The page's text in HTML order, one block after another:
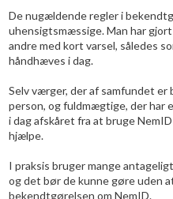
De nugældende regler i
uhensigtsmæssige. Man har
andre med kort varsel, således
håndhæves i dag.
Selv værger, der af samfundet
person, og fuldmægtige, der
i dag afskåret fra at bruge
hjælpe.
I praksis bruger mange
og det bør de kunne gøre uden
bekendtgørelsen om NemID.